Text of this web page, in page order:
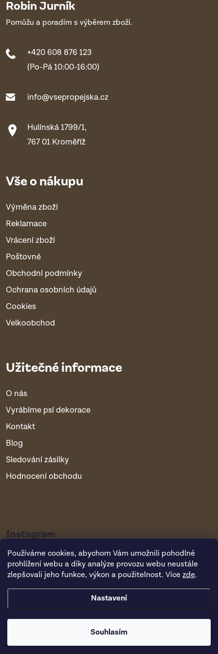
Používáme cookies, abychom Vám umožnili pohodlné
prohlížení webu a díky analýze provozu webu neustále
zlepšovali jeho funkce, výkon a použitelnost. Více zde.
Nastavení
Souhlasím
Robin Jurník
Pomůžu a poradím s výběrem zboží.
+420 608 876 123
(Po-Pá 10:00-16:00)
info@vsepropejska.cz
Hulínská 1799/1,
767 01 Kroměříž
Vše o nákupu
Výměna zboží
Reklamace
Vrácení zboží
Poštovné
Obchodní podmínky
Ochrana osobních údajů
Cookies
Velkoobchod
Užitečné informace
O nás
Vyrábíme psí dekorace
Kontakt
Blog
Sledování zásilky
Hodnocení obchodu
Instagram
Copyright 2026Vsepropejska.cz. Všechna práva vyhrazena.